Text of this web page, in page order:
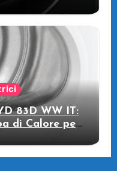
83D WW IT:
di Calore per